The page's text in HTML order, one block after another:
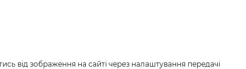
від зображення на сайті через налаштування передачі